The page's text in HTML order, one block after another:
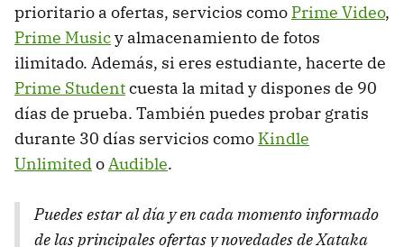
prioritario a ofertas, servicios como Prime Video,
Prime Musicy almacenamiento de fotos
ilimitado. Además, si eres estudiante, hacerte de
Prime Studentcuesta la mitad y dispones de 90
días de prueba. También puedes probar gratis
durante 30 días servicios como Kindle
UnlimitedoAudible.
Puedes estar al día y en cada momento informado
de las principales ofertas y novedades de Xataka